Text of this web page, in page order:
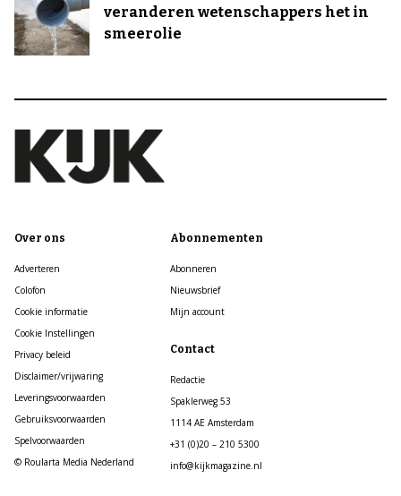
veranderen wetenschappers het in
smeerolie
Over ons
Adverteren
Colofon
Cookie informatie
Cookie Instellingen
Privacy beleid
Disclaimer/vrijwaring
Leveringsvoorwaarden
Gebruiksvoorwaarden
Spelvoorwaarden
© Roularta Media Nederland
Abonnementen
Abonneren
Nieuwsbrief
Mijn account
Contact
Redactie
Spaklerweg 53
1114 AE Amsterdam
+31 (0)20 – 210 5300
info@kijkmagazine.nl